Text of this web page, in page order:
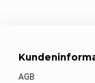
AGB